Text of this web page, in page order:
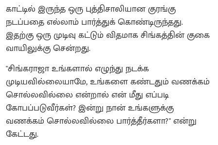
காட்டில் இருந்த ஒரு புத்திசாலியான குரங்கு
நடப்பதை எல்லாம் பார்த்துக் கொண்டிருந்தது.
இதற்கு ஒரு முடிவு கட்டும் விதமாக சிங்கத்தின் குகை
வாயிலுக்கு சென்றது.
"சிங்கராஜா உங்களால் எழுந்து நடக்க
முடியவில்லையாமே, உங்களை கண்டதும் வணக்கம்
சொல்லவில்லை என்றால் என் மீது எப்படி
கோபப்படுவீர்கள்? இன்று நான் உங்களுக்கு
வணக்கம் சொல்லவில்லை பார்த்தீர்களா?" என்று
கேட்டது.